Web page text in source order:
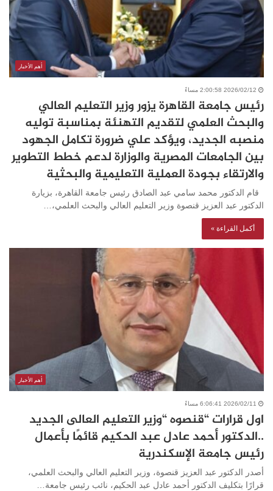
أهم الأخبار
2026/02/12 2:00:58 مساءً
رئيس جامعة القاهرة يزور وزير التعليم العالي
والبحث العلمي لتقديم التهنئة بمناسبة توليه
منصبه الجديد، ويؤكد علي ضرورة تكامل الجهود
بين الجامعات المصرية والوزارة لدعم خطط التطوير
والارتقاء بجودة العملية التعليمية والبحثية
قام الدكتور محمد سامي عبد الصادق رئيس جامعة القاهرة، بزيارة
الدكتور عبد العزيز قنصوة وزير التعليم العالي والبحث العلمي،…
أكمل القراءة »
أهم الأخبار
2026/02/11 6:06:41 مساءً
اول قرارات “قنصوه “وزير التعليم العالى الجديد
..الدكتور أحمد عادل عبد الحكيم قائمًا بأعمال
رئيس جامعة الإسكندرية
أصدر الدكتور عبد العزيز قنصوة، وزير التعليم العالي والبحث العلمي،
قرارًا بتكليف الدكتور أحمد عادل عبد الحكيم، نائب رئيس جامعة…